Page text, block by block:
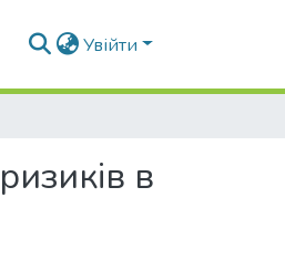
Увійти
в